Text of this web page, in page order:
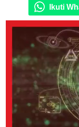
Ikuti